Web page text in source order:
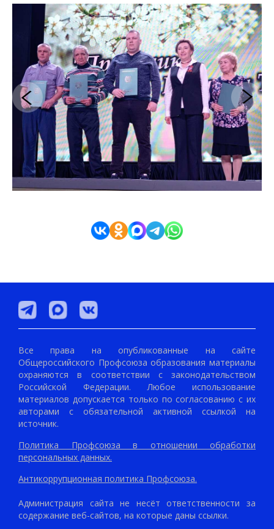
Все права на опубликованные на сайте
Общероссийского Профсоюза образования материалы
охраняются в соответствии с законодательством
Российской Федерации. Любое использование
материалов допускается только по согласованию с их
авторами с обязательной активной ссылкой на
источник.
Политика Профсоюза в отношении обработки
персональных данных.
Антикоррупционная политика Профсоюза.
Администрация сайта не несёт ответственности за
содержание веб-сайтов, на которые даны ссылки.